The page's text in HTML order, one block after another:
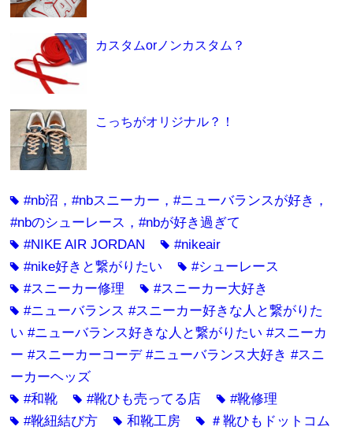
カスタムorノンカスタム？
こっちがオリジナル？！
tag#nb沼，#nbスニーカー，#ニューバランスが好き，
#nbのシューレース，#nbが好き過ぎて
tag#NIKE AIR JORDAN tag#nikeair
tag#nike好きと繋がりたい tag#シューレース
tag#スニーカー修理 tag#スニーカー大好き
tag#ニューバランス #スニーカー好きな人と繋がりた
い #ニューバランス好きな人と繋がりたい #スニーカ
ー #スニーカーコーデ #ニューバランス大好き #スニ
ーカーヘッズ
tag#和靴 tag#靴ひも売ってる店 tag#靴修理
tag#靴紐結び方 tag和靴工房 tag ＃靴ひもドットコム